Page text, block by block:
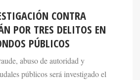
CONTRA
POR TRES DELITOS EN
PÚBLICOS
abuso de autoridad y
públicos será investigado el